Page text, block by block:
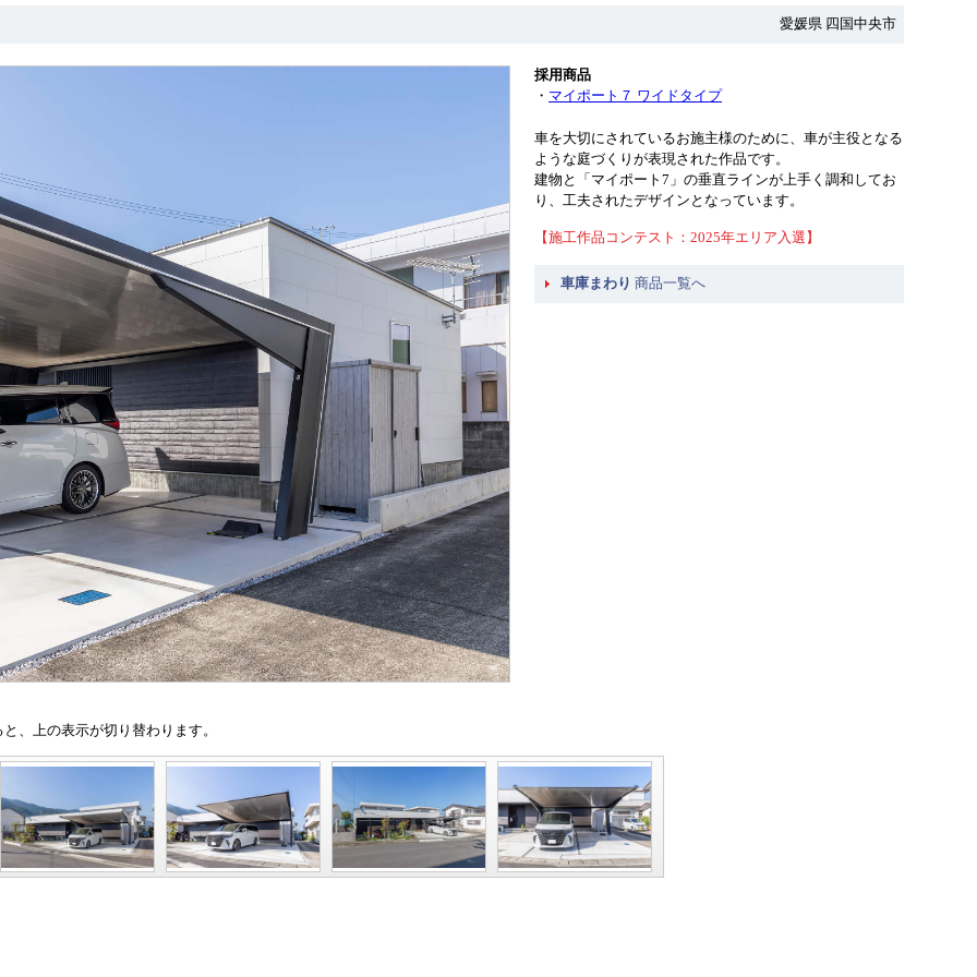
愛媛県 四国中央市
採用商品
・ マイポート７ ワイドタイプ
車を大切にされているお施主様のために、車が主役となる
ような庭づくりが表現された作品です。
建物と「マイポート7」の垂直ラインが上手く調和してお
り、工夫されたデザインとなっています。
【施工作品コンテスト：2025年エリア入選】
車庫まわり 商品一覧へ
上の表示が切り替わります。